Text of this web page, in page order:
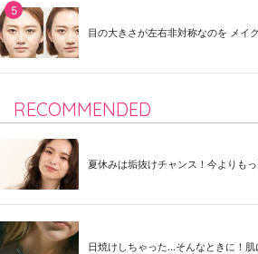
目の大きさが左右非対称なのを メイ
RECOMMENDED
夏休みは垢抜けチャンス！今よりも
日焼けしちゃった...そんなときに！